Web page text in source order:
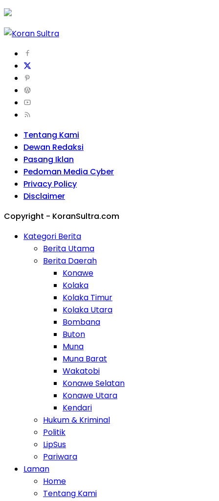
Tentang Kami
Dewan Redaksi
Pasang Iklan
Pedoman Media Cyber
Privacy Policy
Disclaimer
Copyright - KoranSultra.com
Kategori Berita
Berita Utama
Berita Daerah
Konawe
Kolaka
Kolaka Timur
Kolaka Utara
Bombana
Buton
Muna
Muna Barat
Wakatobi
Konawe Selatan
Konawe Utara
Kendari
Hukum & Kriminal
Politik
LipSus
Pariwara
Laman
Home
Tentang Kami